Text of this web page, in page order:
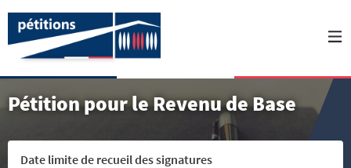
Pétition pour le Revenu de Base
Date limite de recueil des signatures